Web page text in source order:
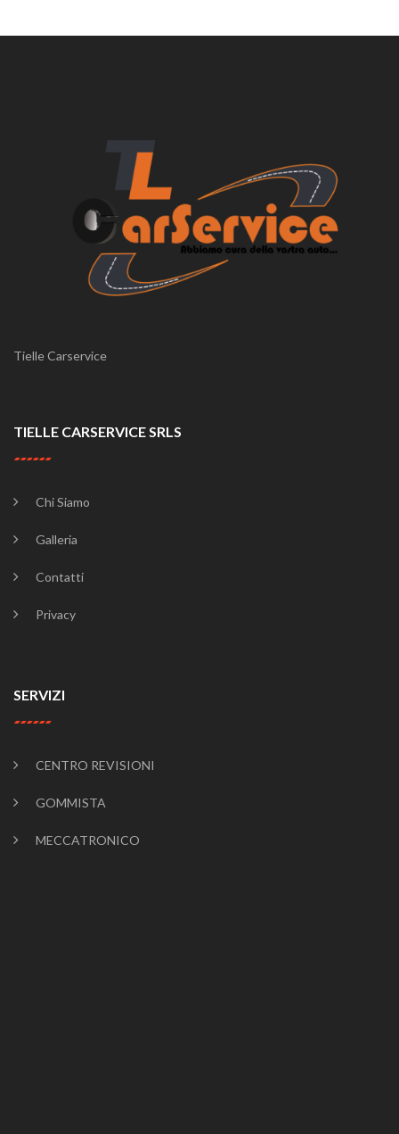
Tielle Carservice
TIELLE CARSERVICE SRLS
Chi Siamo
Galleria
Contatti
Privacy
SERVIZI
CENTRO REVISIONI
GOMMISTA
MECCATRONICO